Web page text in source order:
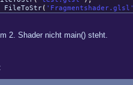
FileToStr( 'Fragmentshader.glsl'
2. Shader nicht main() steht.